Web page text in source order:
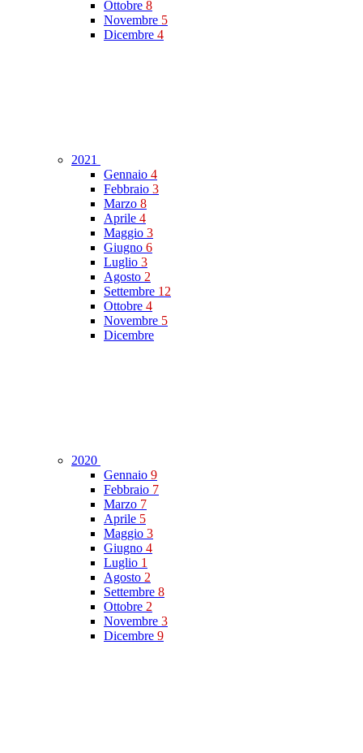
Ottobre 8
Novembre 5
Dicembre 4
2021
Gennaio 4
Febbraio 3
Marzo 8
Aprile 4
Maggio 3
Giugno 6
Luglio 3
Agosto 2
Settembre 12
Ottobre 4
Novembre 5
Dicembre
2020
Gennaio 9
Febbraio 7
Marzo 7
Aprile 5
Maggio 3
Giugno 4
Luglio 1
Agosto 2
Settembre 8
Ottobre 2
Novembre 3
Dicembre 9